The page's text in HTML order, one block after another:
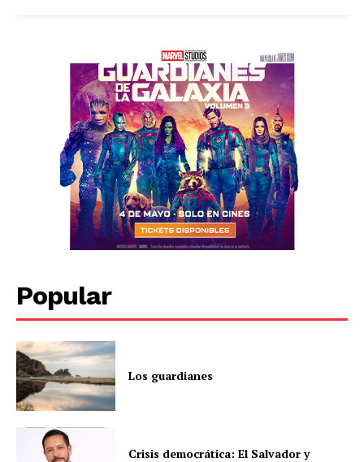
Popular
Los guardianes
Crisis democrática: El Salvador y